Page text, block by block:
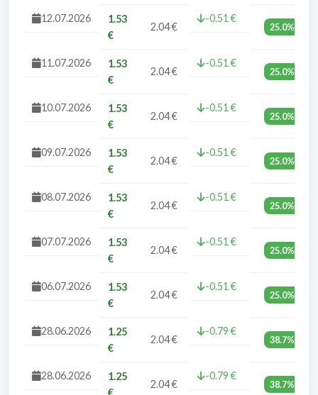
12.07.2026
1.53
€
2.04 €
-0.51 €
25.0%
11.07.2026
1.53
€
2.04 €
-0.51 €
25.0%
10.07.2026
1.53
€
2.04 €
-0.51 €
25.0%
09.07.2026
1.53
€
2.04 €
-0.51 €
25.0%
08.07.2026
1.53
€
2.04 €
-0.51 €
25.0%
07.07.2026
1.53
€
2.04 €
-0.51 €
25.0%
06.07.2026
1.53
€
2.04 €
-0.51 €
25.0%
28.06.2026
1.25
€
2.04 €
-0.79 €
38.7%
28.06.2026
1.25
€
2.04 €
-0.79 €
38.7%